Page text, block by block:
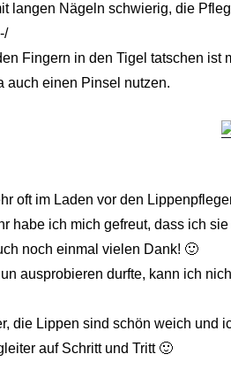
langen Nägeln schwierig, die
Fingern in den Tigel tatschen
auch einen Pinsel nutzen.
oft im Laden vor den
habe ich mich gefreut, dass ich
noch einmal vielen Dank! 🙂
ausprobieren durfte, kann ich
die Lippen sind schön weich und
auf Schritt und Tritt 🙂